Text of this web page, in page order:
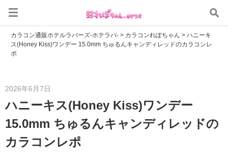
カラコン通販ホテルラバーズ-ホテラバ- > カラコンれぽちゃん >ハニーキ
ス(Honey Kiss)ワンデー 15.0mm ちゅるんキャンディレッドのカラコンレ
ポ
2026年6月7日
ハニーキス(Honey Kiss)ワンデー
15.0mm ちゅるんキャンディレッドの
カラコンレポ